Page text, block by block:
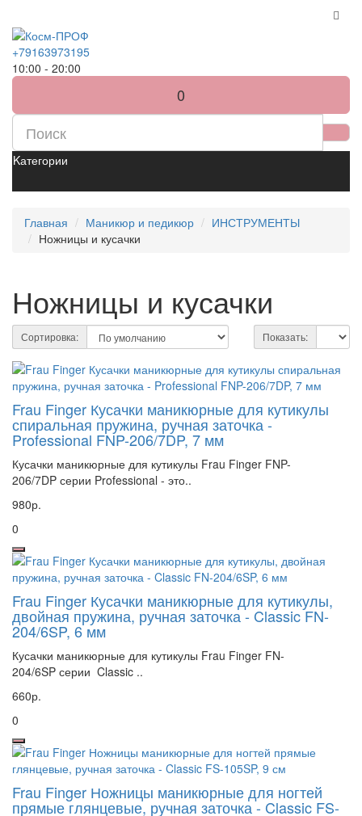
+79163973195
10:00 - 20:00
0
Kатегории
Главная Маникюр и педикюр
ИНСТРУМЕНТЫ
Ножницы и кусачки
Ножницы и кусачки
Сортировка: Показать:
Frau Finger Кусачки маникюрные для кутикулы
спиральная пружина, ручная заточка -
Professional FNP-206/7DP, 7 мм
Кусачки маникюрные для кутикулы Frau Finger FNP-
206/7DP серии Professional - это..
980р.
0
Frau Finger Кусачки маникюрные для кутикулы,
двойная пружина, ручная заточка - Classic FN-
204/6SP, 6 мм
Кусачки маникюрные для кутикулы Frau Finger FN-
204/6SP серии Classic ..
660р.
0
Frau Finger Ножницы маникюрные для ногтей
прямые глянцевые, ручная заточка - Classic FS-